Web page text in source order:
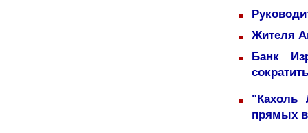
Жителя
Банк
"Кахоль
прямых